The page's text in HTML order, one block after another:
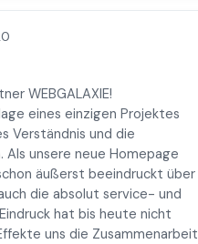
WEBGALAXIE!
eines einzigen Projektes
Verständnis und die
Als unsere neue Homepage
äußerst beeindruckt über
die absolut service- und
hat bis heute nicht
uns die Zusammenarbeit